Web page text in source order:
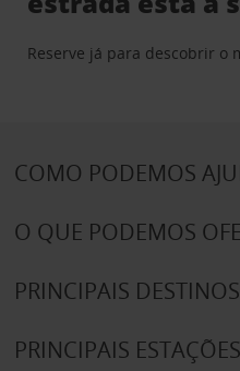
Reserve já para descobrir o
COMO PODEMOS
O QUE PODEMOS
PRINCIPAIS DESTINOS
PRINCIPAIS